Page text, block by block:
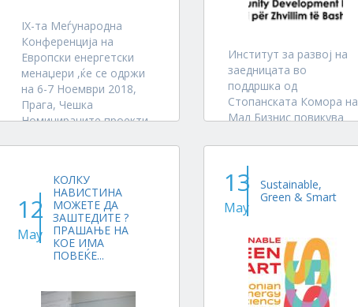
IX-та Меѓународна
Конференција на
Европски енергетски
менаџери ,ќе се одржи
на 6-7 Ноември 2018,
Прага, Чешка
Номинираните проекти
да бидат наградени на
претстојната
конференција во Прага
на 7 Ноември 2018 г...
Институт за развој на
заедницата во
поддршка од
Стопанската Комора на
Мал Бизнис повикува
претставници на
граѓански организации
за учество на обуки за:
- Лобирање и
застапување,
Транспарентност и
отчетност 2-4 Мај 2018,
Крушево
- Стратешко
планирање...
12
May
КОЛКУ
НАВИСТИНА
МОЖЕТЕ ДА
ЗАШТЕДИТЕ ?
ПРАШАЊЕ НА
КОЕ ИМА
ПОВЕЌЕ...
13
May
Sustainable,
Green & Smart